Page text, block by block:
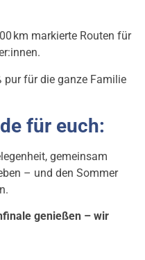
km markierte Routen für
pur für die ganze Familie
für euch:
gemeinsam
– und den Sommer
genießen – wir